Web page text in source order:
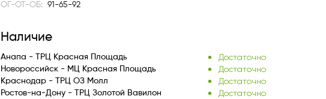
ОГ-ОТ-ОБ:
91-65-92
Наличие
Анапа - ТРЦ Красная Площадь Достаточно
Новороссийск - МЦ Красная Площадь Достаточно
Краснодар - ТРЦ ОЗ Молл Достаточно
Ростов-на-Дону - ТРЦ Золотой Вавилон Достаточно